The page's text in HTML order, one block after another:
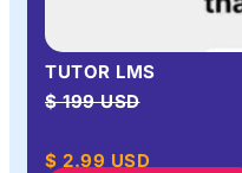
TUTOR LMS
$ 199 USD
$ 2.99 USD